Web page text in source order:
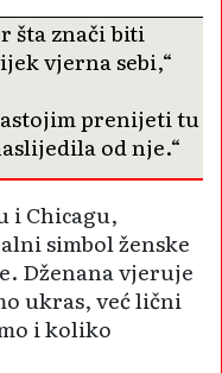
šta znači biti
vjerna sebi,“
prenijeti tu
od nje.“
i Chicagu,
simbol ženske
Dženana vjeruje
ukras, već lični
i koliko